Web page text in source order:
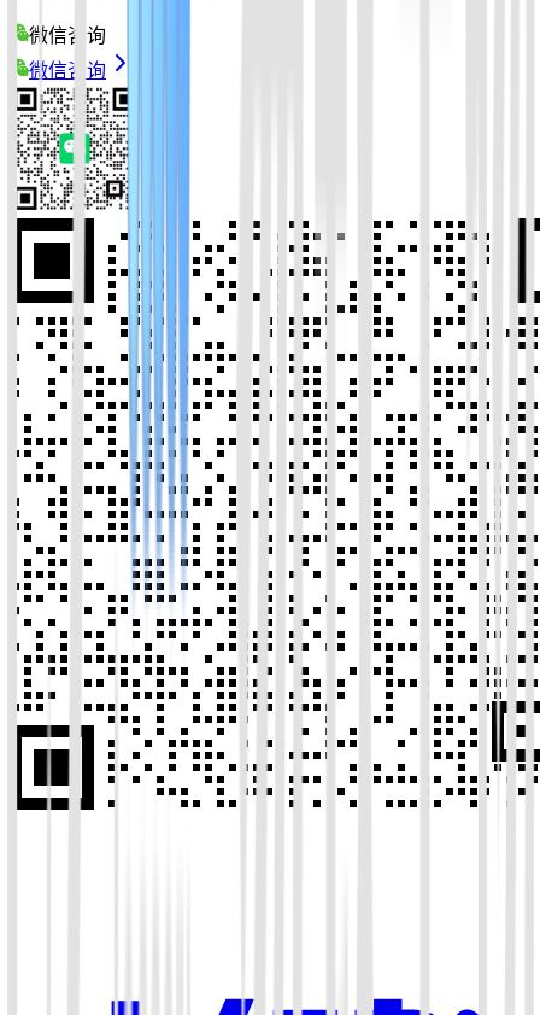
微信咨询
微信咨询